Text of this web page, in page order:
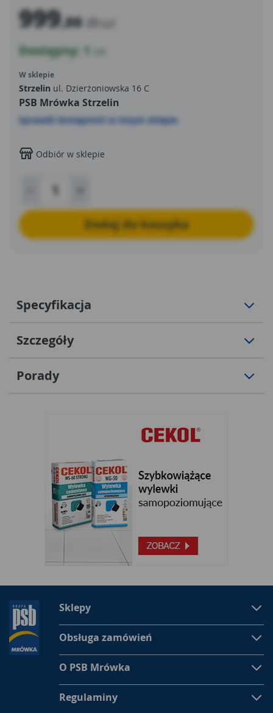
produkt bez problemu wpasowuje się w wystrój każdej
łazienki. Elementy konstrukcyjne kabiny wykonane są z
trwała, odporna na wilgoć oraz rdzę. Wysokiej jakości
bezpieczeństwo użytkowania a grafitowa szyba
gwarantuje intymność.
999,00 zł
Dostępny: 1
W sklepie
Strzelin ul. Dzierżoniowska 16 C
PSB Mrówka Strzelin
Sprawdź dostępność w innym sklepie
Odbiór w sklepie
Dodaj do koszyka
Specyfikacja
Szczegóły
Porady
Sklepy
Obsługa zamówień
O PSB Mrówka
Regulaminy